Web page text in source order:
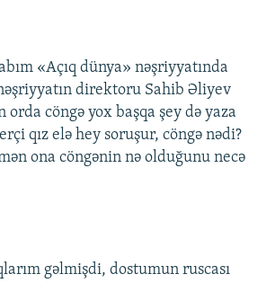
«Açıq dünya» nəşriyyatında
direktoru Sahib Əliyev
orda cöngə yox başqa şey də yaza
qız elə hey soruşur, cöngə nədi?
mən ona cöngənin nə olduğunu necə
gəlmişdi, dostumun ruscası